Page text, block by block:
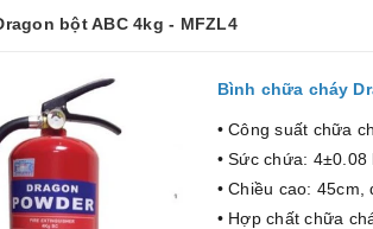
bột ABC 4kg - MFZL4
Bình chữa cháy
• Công suất chữa
• Sức chứa: 4±0.08
• Chiều cao:
• Hợp chất chữa